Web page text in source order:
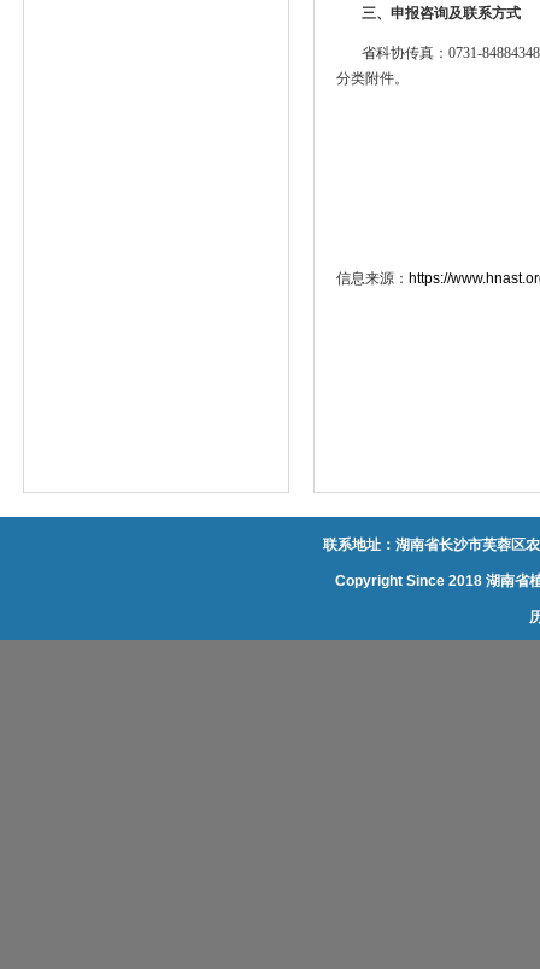
三、申报咨询及联系方式
省科协传真：0731-84884348
分类附件。
信息来源： https://
联系地址：湖南省长沙市芙蓉区
Copyright Since 2018 湖南